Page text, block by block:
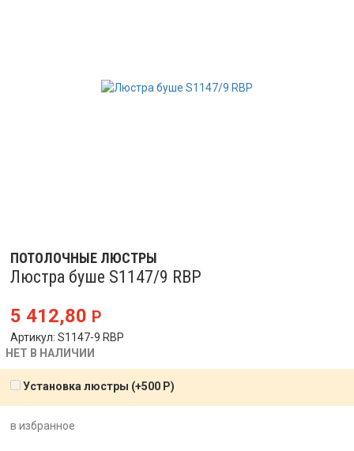
ПОТОЛОЧНЫЕ ЛЮСТРЫ
Люстра буше S1147/9 RBP
5 412,80 Р
Артикул: S1147-9 RBP
НЕТ В НАЛИЧИИ
Установка люстры (+500 Р)
в избранное